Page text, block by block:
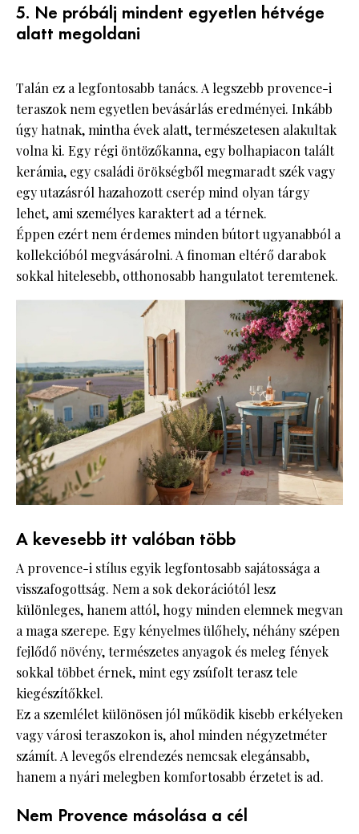
5. Ne próbálj mindent egyetlen hétvége
alatt megoldani
Talán ez a legfontosabb tanács. A legszebb provence-i
teraszok nem egyetlen bevásárlás eredményei. Inkább
úgy hatnak, mintha évek alatt, természetesen alakultak
volna ki. Egy régi öntözőkanna, egy bolhapiacon talált
kerámia, egy családi örökségből megmaradt szék vagy
egy utazásról hazahozott cserép mind olyan tárgy
lehet, ami személyes karaktert ad a térnek.
Éppen ezért nem érdemes minden bútort ugyanabból a
kollekcióból megvásárolni. A finoman eltérő darabok
sokkal hitelesebb, otthonosabb hangulatot teremtenek.
A kevesebb itt valóban több
A provence-i stílus egyik legfontosabb sajátossága a
visszafogottság. Nem a sok dekorációtól lesz
különleges, hanem attól, hogy minden elemnek megvan
a maga szerepe. Egy kényelmes ülőhely, néhány szépen
fejlődő növény, természetes anyagok és meleg fények
sokkal többet érnek, mint egy zsúfolt terasz tele
kiegészítőkkel.
Ez a szemlélet különösen jól működik kisebb erkélyeken
vagy városi teraszokon is, ahol minden négyzetméter
számít. A levegős elrendezés nemcsak elegánsabb,
hanem a nyári melegben komfortosabb érzetet is ad.
Nem Provence másolása a cél